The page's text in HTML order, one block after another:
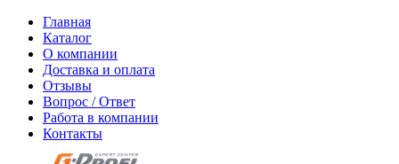
Главная
Каталог
О компании
Доставка и оплата
Отзывы
Вопрос / Ответ
Работа в компании
Контакты